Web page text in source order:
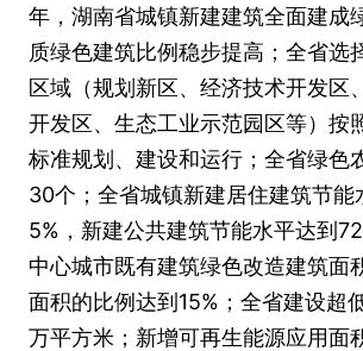
年，湖南省城镇新建建筑全面建成
质绿色建筑比例稳步提高；全省选
区域（规划新区、经济技术开发区
开发区、生态工业示范园区等）按
标准规划、建设和运行；全省绿色
30个；全省城镇新建居住建筑节能
5%，新建公共建筑节能水平达到
中心城市既有建筑绿色改造建筑面
面积的比例达到15%；全省建设超
万平方米；新增可再生能源应用面